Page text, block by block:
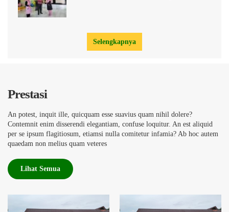
Selengkapnya
Prestasi
An potest, inquit ille, quicquam esse suavius quam nihil dolere?
Contemnit enim disserendi elegantiam, confuse loquitur. An est aliquid
per se ipsum flagitiosum, etiamsi nulla comitetur infamia? Ab hoc autem
quaedam non melius quam veteres
Lihat Semua